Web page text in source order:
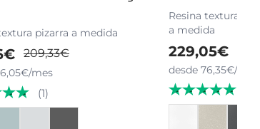
pizarra a medida
209,33€
mes
(1)
Resina textura
a medida
229,05€
desde 76,35€/mes